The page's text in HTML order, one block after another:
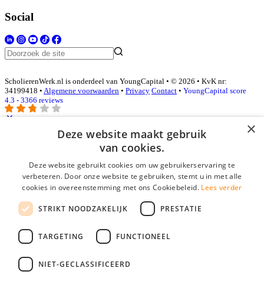
Social
ScholierenWerk.nl is onderdeel van YoungCapital • © 2026 • KvK nr:
34199418 • Algemene voorwaarden • Privacy Contact • YoungCapital score
4.3 - 3366 reviews
Inloggen als bedrijf
E-mail*
Wachtwoord
login gegevens onthouden
login
Bedrijf aanmelden
×
Deze website maakt gebruik
van cookies.
Deze website gebruikt cookies om uw gebruikerservaring te
verbeteren. Door onze website te gebruiken, stemt u in met alle
cookies in overeenstemming met ons Cookiebeleid. Lees verder
STRIKT NOODZAKELIJK PRESTATIE
TARGETING FUNCTIONEEL
NIET-GECLASSIFICEERD